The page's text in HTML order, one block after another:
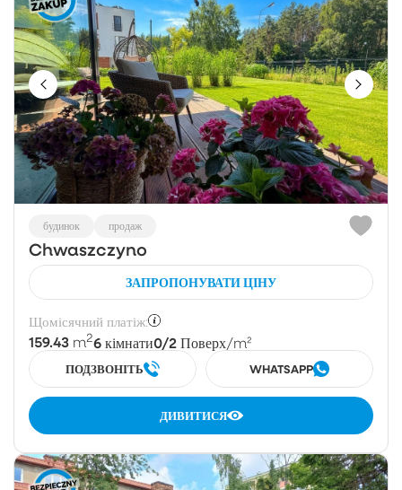
будинок продаж
Chwaszczyno
ЗАПРОПОНУВАТИ ЦІНУ
Щомісячний платіж:
159.43 m26 кімнати0/2 Поверх/m²
ПОДЗВОНІТЬ WHATSAPP
ДИВИТИСЯ